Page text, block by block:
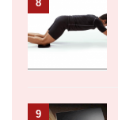
8
9